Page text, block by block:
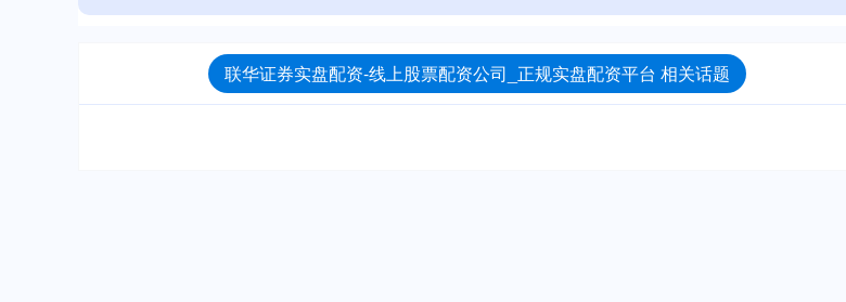
联华证券实盘配资-线上股票配资公司_正规实盘配资平台 相关话题